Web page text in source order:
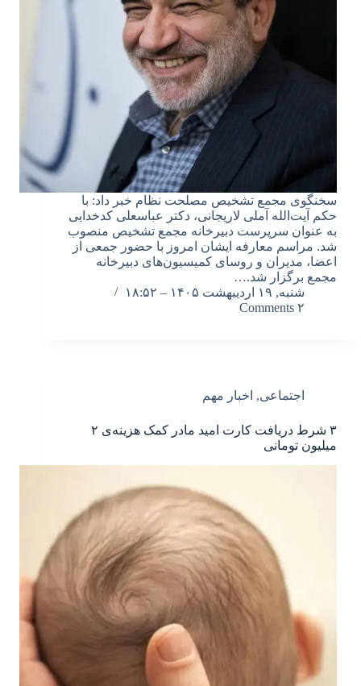
سخنگوی مجمع تشخیص مصلحت نظام‌ خبر داد: با
حکم آیت‌الله آملی لاریجانی، دکتر عباسعلی کدخدایی
به عنوان سرپرست دبیرخانه مجمع تشخیص منصوب
شد. مراسم معارفه ایشان امروز با حضور جمعی از
اعضا، مدیران و روسای کمیسیون‌های دبیرخانه
مجمع برگزار شد.…
شنبه, ۱۹ اردیبهشت ۱۴۰۵ – ۱۸:۵۲
۲ Comments
اجتماعی, اخبار مهم
۳ شرط دریافت کارت امید مادر کمک هزینه‌ی ۲
میلیون تومانی